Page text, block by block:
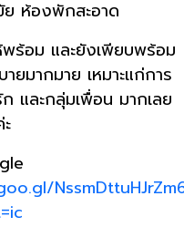
ห้องพักสะอาด
พร้อม และยังเพียบพร้อม
ยมากมาย เหมาะแก่การ
และกลุ่มเพื่อน มากเลย